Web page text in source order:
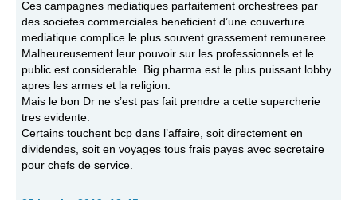
Ces campagnes mediatiques parfaitement orchestrees par
des societes commerciales beneficient d’une couverture
mediatique complice le plus souvent grassement remuneree .
Malheureusement leur pouvoir sur les professionnels et le
public est considerable. Big pharma est le plus puissant lobby
apres les armes et la religion.
Mais le bon Dr ne s’est pas fait prendre a cette supercherie
tres evidente.
Certains touchent bcp dans l’affaire, soit directement en
dividendes, soit en voyages tous frais payes avec secretaire
pour chefs de service.